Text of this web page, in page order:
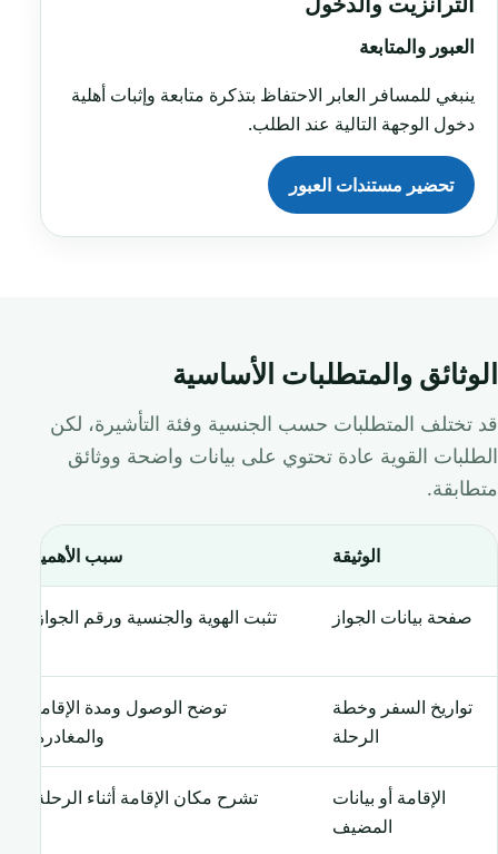
العبور والمتابعة
ينبغي للمسافر العابر الاحتفاظ بتذكرة متابعة وإثبات أهلية
دخول الوجهة التالية عند الطلب.
تحضير مستندات العبور
الوثائق والمتطلبات الأساسية
قد تختلف المتطلبات حسب الجنسية وفئة التأشيرة، لكن
الطلبات القوية عادة تحتوي على بيانات واضحة ووثائق
متطابقة.
الوثيقة سبب الأهمية
صفحة بيانات الجواز تثبت الهوية والجنسية ورقم الجواز.
تواريخ السفر وخطة
الرحلة
توضح الوصول ومدة الإقامة
والمغادرة.
الإقامة أو بيانات
المضيف
تشرح مكان الإقامة أثناء الرحلة.